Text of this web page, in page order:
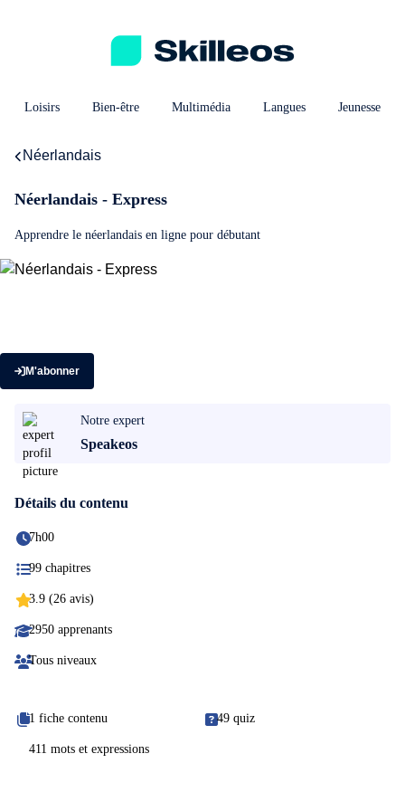
Loisirs Bien-être Multimédia Langues Jeunesse
Néerlandais
Néerlandais - Express
Apprendre le néerlandais en ligne pour débutant
M'abonner
Notre expert
Speakeos
Détails du contenu
7h00
99 chapitres
3.9 (26 avis)
2950 apprenants
Tous niveaux
1 fiche contenu 49 quiz
411 mots et expressions